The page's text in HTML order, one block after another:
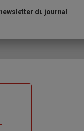
du journal